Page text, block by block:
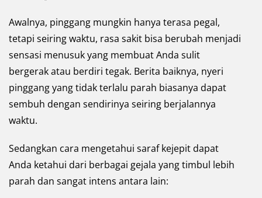
Awalnya, pinggang mungkin hanya terasa pegal,
tetapi seiring waktu, rasa sakit bisa berubah menjadi
sensasi menusuk yang membuat Anda sulit
bergerak atau berdiri tegak. Berita baiknya, nyeri
pinggang yang tidak terlalu parah biasanya dapat
sembuh dengan sendirinya seiring berjalannya
waktu.
Sedangkan cara mengetahui saraf kejepit dapat
Anda ketahui dari berbagai gejala yang timbul lebih
parah dan sangat intens antara lain: